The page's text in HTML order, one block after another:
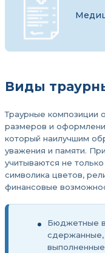
Виды
Траурные композиции
размеров и
который наилучшим
уважения и памяти.
учитываются не
символика цветов,
финансовые
Бюджетные
сдержанные,